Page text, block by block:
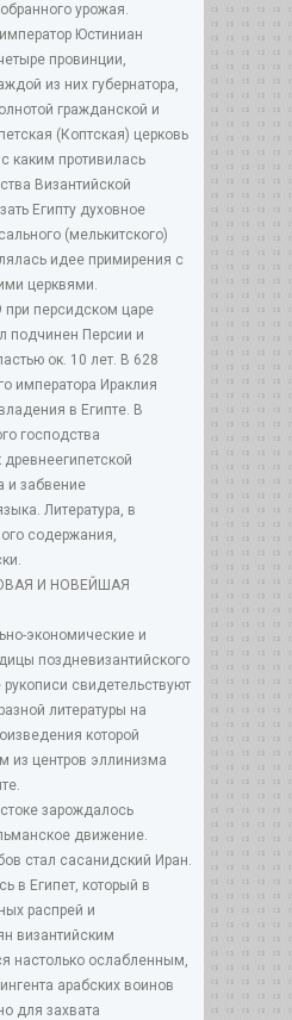
урожая.
Юстиниан
провинции,
из них губернатора,
гражданской и
(Коптская) церковь
каким противилась
Византийской
Египту духовное
(мелькитского)
идее примирения с
церквями.
при персидском царе
подчинен Персии и
ок. 10 лет. В 628
императора Ираклия
в Египте. В
господства
и забвение
Литература, в
содержания,
И НОВЕЙШАЯ
экономические и
поздневизантийского
свидетельствуют
литературы на
которой
из центров эллинизма
зарождалось
движение.
стал сасанидский Иран.
в Египет, который в
распрей и
византийским
настолько ослабленным,
арабских воинов
для захвата